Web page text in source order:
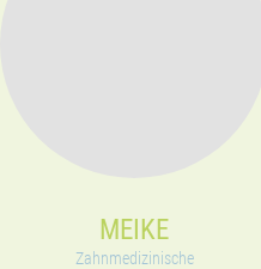
MEIKE
Zahnmedizinische